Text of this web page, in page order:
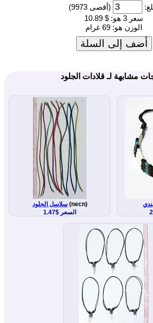
(أقصى 9973)
سعر 3 هو:
$ 10.89
الوزن هو: 69 غرام
أضف إلى السلة
سلاسل الجلود(necn)
السعر $1.47